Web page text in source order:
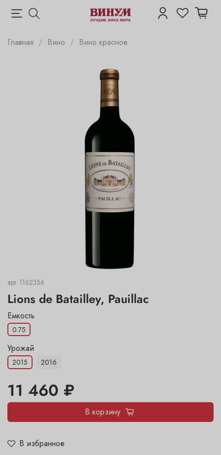
Главная Вино Вино красное
арт. 1162356
Lions de Batailley, Pauillac
В избранное
Емкость
0.75
Урожай
2015 2016
11 460 ₽
В корзину